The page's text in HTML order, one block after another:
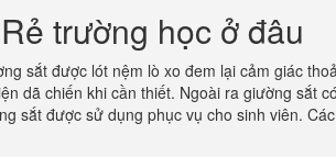
trường học ở đâu
sắt được lót nệm lò xo đem lại cảm giác
dã chiến khi cần thiết. Ngoài ra giường sắt
sắt được sử dụng phục vụ cho sinh viên.